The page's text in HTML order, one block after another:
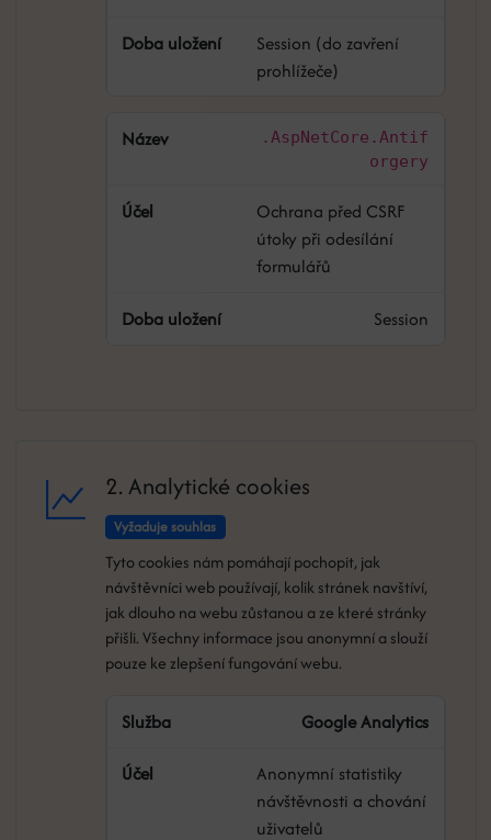
Session (do zavření
prohlížeče)
.AspNetCore.Antif
orgery
Ochrana před CSRF
útoky při odesílání
formulářů
Session
2. Analytické cookies
Vyžaduje souhlas
Tyto cookies nám pomáhají pochopit, jak
návštěvníci web používají, kolik stránek navštíví,
jak dlouho na webu zůstanou a ze které stránky
přišli. Všechny informace jsou anonymní a slouží
pouze ke zlepšení fungování webu.
Google Analytics
Anonymní statistiky
návštěvnosti a chování
uživatelů